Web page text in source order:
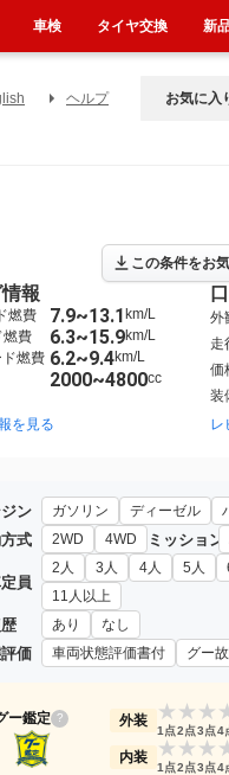
ヘルプ お気に入
この条件をお
年4月（9） 2000年
報
燃費 7.9~13.1 km/L
燃費
6.3~15.9km/L
燃費 6.2~9.4km/L
2000~4800cc
を見る
外
走
価
装
レ
ン ガソリン ディーゼル
式 2WD 4WD ミッション
員
2人 3人 4人 5人
11人以上
あり なし
価 車両状態評価書付 グー
ー鑑定 ? 外装 ★
1点
★
2点
★
3点4
内装 ★
1点
★
2点
★
3点4
車検 タイヤ交換 新